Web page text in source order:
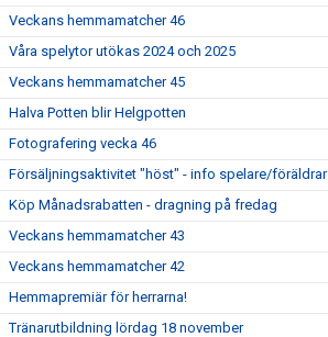
Veckans hemmamatcher 46
Våra spelytor utökas 2024 och 2025
Veckans hemmamatcher 45
Halva Potten blir Helgpotten
Fotografering vecka 46
Försäljningsaktivitet "höst" - info spelare/föräldrar
Köp Månadsrabatten - dragning på fredag
Veckans hemmamatcher 43
Veckans hemmamatcher 42
Hemmapremiär för herrarna!
Tränarutbildning lördag 18 november